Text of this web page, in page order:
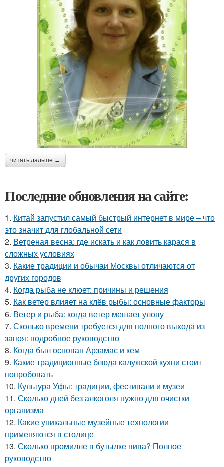
читать дальше →
Последние обновления на сайте:
1. Китай запустил самый быстрый интернет в мире – что
это значит для глобальной сети
2. Ветреная весна: где искать и как ловить карася в
сложных условиях
3. Какие традиции и обычаи Москвы отличаются от
других городов
4. Когда рыба не клюет: причины и решения
5. Как ветер влияет на клёв рыбы: основные факторы
6. Ветер и рыба: когда ветер мешает улову
7. Сколько времени требуется для полного выхода из
запоя: подробное руководство
8. Когда был основан Арзамас и кем
9. Какие традиционные блюда калужской кухни стоит
попробовать
10. Культура Уфы: традиции, фестивали и музеи
11. Сколько дней без алкоголя нужно для очистки
организма
12. Какие уникальные музейные технологии
применяются в столице
13. Сколько промилле в бутылке пива? Полное
руководство